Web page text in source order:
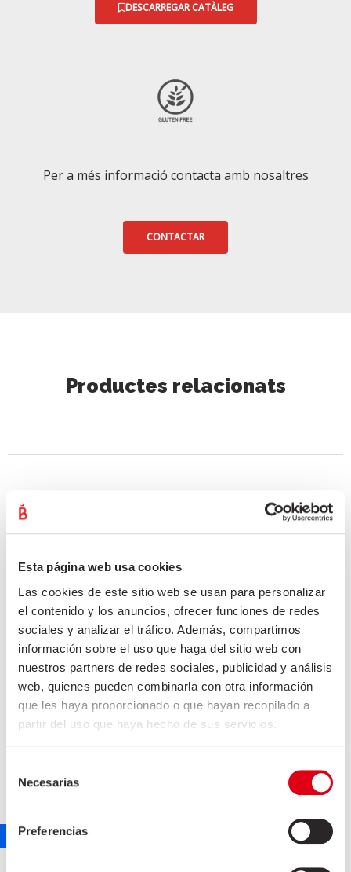
Esta página web usa cookies
Las cookies de este sitio web se usan para personalizar
el contenido y los anuncios, ofrecer funciones de redes
sociales y analizar el tráfico. Además, compartimos
información sobre el uso que haga del sitio web con
nuestros partners de redes sociales, publicidad y análisis
web, quienes pueden combinarla con otra información
que les haya proporcionado o que hayan recopilado a
partir del uso que haya hecho de sus servicios.
Necesarias
Preferencias
DESCARREGAR CATÀLEG
Per a més informació contacta amb nosaltres
CONTACTAR
Productes relacionats
LLOM EMBOTXAT